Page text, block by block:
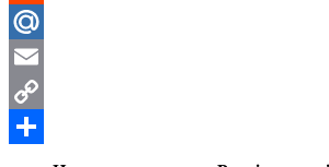
Reddit
Mail.Ru
Email
Copy